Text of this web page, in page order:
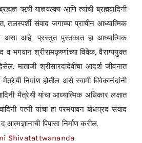
ऋषी याज्ञवल्क्य आणि त्यांची ब्रह्मवादिनी
तलस्पर्शी संवाद जगाच्या प्राचीन आध्यात्मिक
असा आहे. प्रस्तुत पुस्तकात हा आध्यात्मिक
व भगवान श्रीरामकृष्णांच्या विवेक, वैराग्ययुक्त
माताजी श्रीसारदादेवींचा आदर्श जीवनात
मैत्रेयी निर्माण होतील असे स्वामी विवेकानंदांनी
मैत्रेयी यांचा आध्यात्मिक अधिकार लक्षात
पत्नी यांचा हा परमपावन बोधप्रद संवाद
आत्मज्ञानाची पिपासा निर्माण करील.
Shivatattwananda